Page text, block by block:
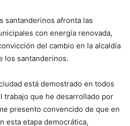
santanderinos afronta las
con energía renovada,
del cambio en la alcaldía
los santanderinos.
está demostrado en todos
trabajo que he desarrollado por
presento convencido de que en
esta etapa democrática,